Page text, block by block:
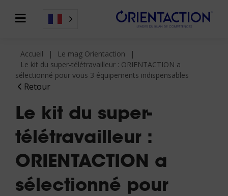
Retour
Accueil
Le mag Orientaction
Le kit du super-télétravailleur : ORIENTACTION a
sélectionné pour vous 3 équipements indispensables
Le kit du super-
télétravailleur :
ORIENTACTION a
sélectionné pour